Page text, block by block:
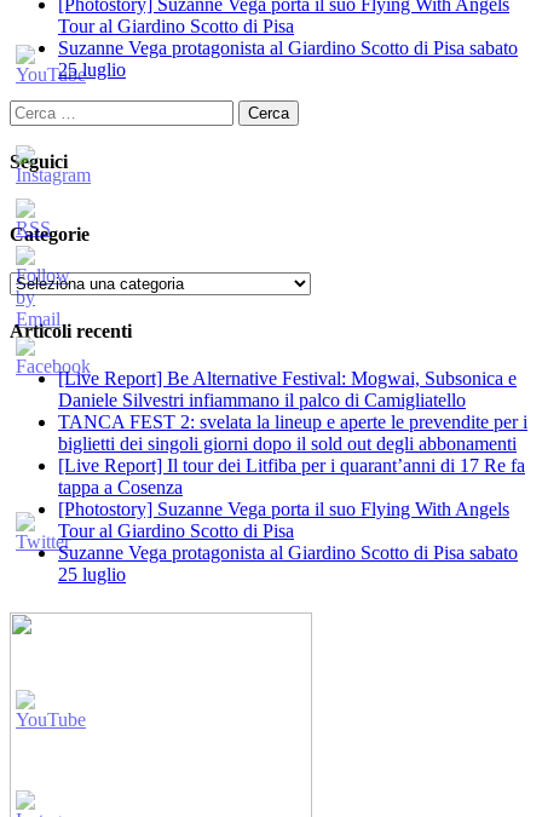
Tour al Giardino Scotto di Pisa
Suzanne Vega protagonista al Giardino Scotto di Pisa sabato
25 luglio
Ricerca
per:
Seguici
Categorie
Categorie
Articoli recenti
[Live Report] Be Alternative Festival: Mogwai, Subsonica e
Daniele Silvestri infiammano il palco di Camigliatello
TANCA FEST 2: svelata la lineup e aperte le prevendite per i
biglietti dei singoli giorni dopo il sold out degli abbonamenti
[Live Report] Il tour dei Litfiba per i quarant’anni di 17 Re fa
tappa a Cosenza
[Photostory] Suzanne Vega porta il suo Flying With Angels
Tour al Giardino Scotto di Pisa
Suzanne Vega protagonista al Giardino Scotto di Pisa sabato
25 luglio